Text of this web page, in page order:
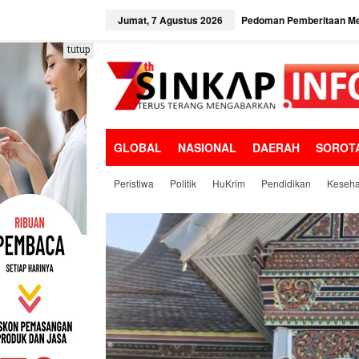
e
k
o
n
t
e
n
Jumat, 7 Agustus 2026 Pedoman Pemberitaan
GLOBAL NASIONAL DAERAH
Peristiwa Politik HuKrim Pendidikan
tutup